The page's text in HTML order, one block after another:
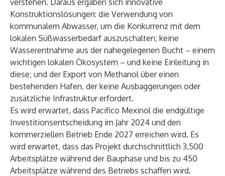
verstehen. Daraus ergaben sich innovative
Konstruktionslösungen: die Verwendung von
kommunalem Abwasser, um die Konkurrenz mit dem
lokalen Süßwasserbedarf auszuschalten; keine
Wasserentnahme aus der nahegelegenen Bucht – einem
wichtigen lokalen Ökosystem – und keine Einleitung in
diese; und der Export von Methanol über einen
bestehenden Hafen, der keine Ausbaggerungen oder
zusätzliche Infrastruktur erfordert.
Es wird erwartet, dass Pacifico Mexinol die endgültige
Investitionsentscheidung im Jahr 2024 und den
kommerziellen Betrieb Ende 2027 erreichen wird. Es
wird erwartet, dass das Projekt durchschnittlich 3.500
Arbeitsplätze während der Bauphase und bis zu 450
Arbeitsplätze während des Betriebs schaffen wird.